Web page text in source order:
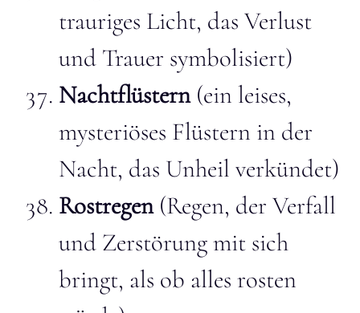
trauriges Licht, das Verlust
und Trauer symbolisiert)
Nachtflüstern(ein leises,
mysteriöses Flüstern in der
Nacht, das Unheil verkündet)
Rostregen(Regen, der Verfall
und Zerstörung mit sich
bringt, als ob alles rosten